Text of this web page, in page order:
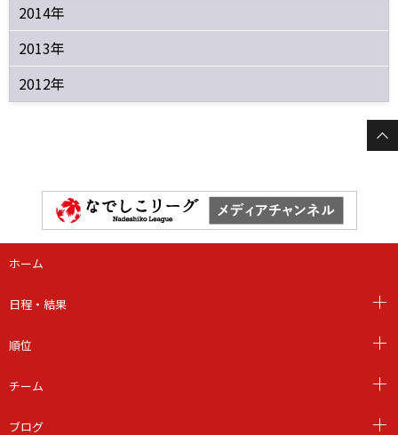
2014年
2013年
2012年
ホーム
日程・結果
順位
チーム
ブログ